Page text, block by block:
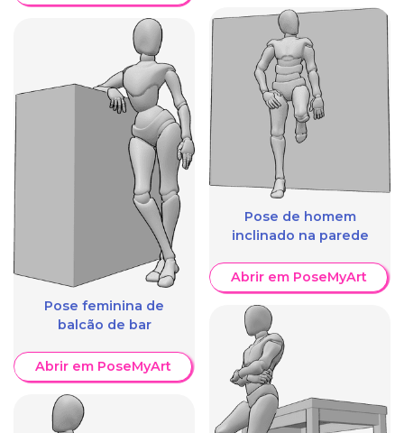
Pose feminina de
balcão de bar
Abrir em PoseMyArt
Pose de homem
inclinado na parede
Abrir em PoseMyArt